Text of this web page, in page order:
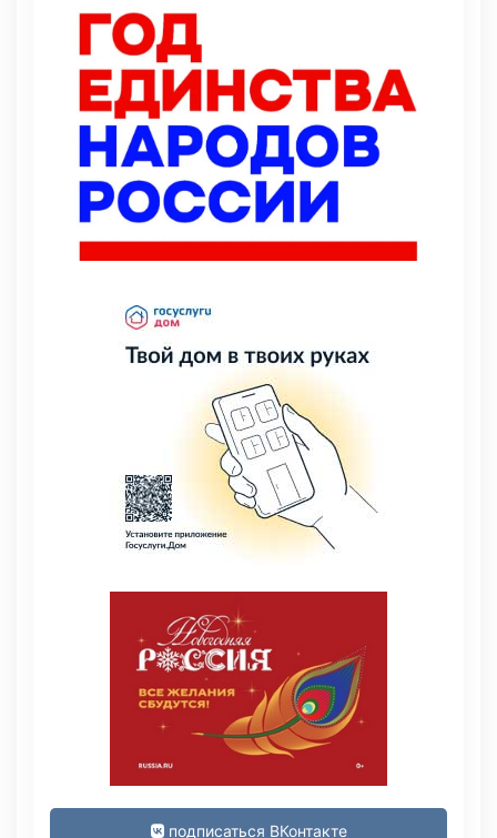
подписаться ВКонтакте